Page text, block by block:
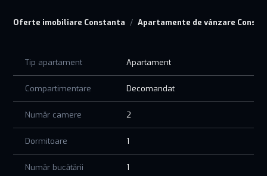
Oferte imobiliare Constanta Apartamente de vânzare
licee, 2 grădinițe, școală, farmacii, bănci, magazine, baruri,
apartamentul ideal și pentru studenți sau cadre universitare.
Este locul perfect pentru familii, tineri profesioniști sau ca
investiție. Un apartament care îmbină perfect confortul
Pentru mai multe detalii nu ezita sa ne contactezi
Tip apartament Apartament
Compartimentare Decomandat
Număr camere 2
Dormitoare 1
Număr bucătării 1